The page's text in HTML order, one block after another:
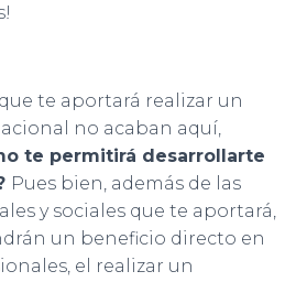
te aportará realizar un
no acaban aquí,
te permitirá desarrollarte
Pues bien, además de las
y sociales que te aportará,
un beneficio directo en
el realizar un